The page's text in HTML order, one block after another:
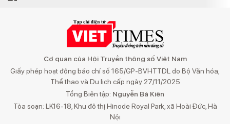
Cơ quan của Hội Truyền thông số Việt Nam
Giấy phép hoạt động báo chí số 165/GP-BVHTTDL do Bộ Văn hóa,
Thể thao và Du lịch cấp ngày 27/11/2025
Tổng Biên tập: Nguyễn Bá Kiên
Tòa soạn: LK16-18, Khu đô thị Hinode Royal Park, xã Hoài Đức, Hà
Nội